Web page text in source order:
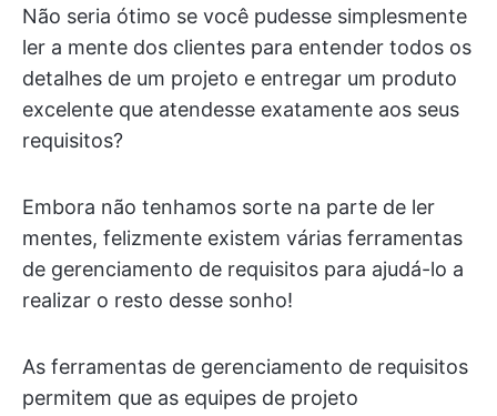
Não seria ótimo se você pudesse simplesmente
ler a mente dos clientes para entender todos os
detalhes de um projeto e entregar um produto
excelente que atendesse exatamente aos seus
requisitos?
Embora não tenhamos sorte na parte de ler
mentes, felizmente existem várias ferramentas
de gerenciamento de requisitos para ajudá-lo a
realizar o resto desse sonho!
As ferramentas de gerenciamento de requisitos
permitem que as equipes de projeto